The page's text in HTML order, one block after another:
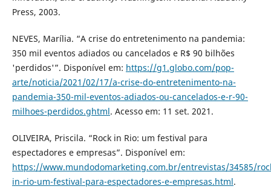
Press, 2003.
NEVES, Marília. “A crise do entretenimento na pandemia:
350 mil eventos adiados ou cancelados e R$ 90 bilhões
'perdidos'”. Disponível em: https://g1.globo.com/pop-
arte/noticia/2021/02/17/a-crise-do-entretenimento-na-
pandemia-350-mil-eventos-adiados-ou-cancelados-e-r-90-
milhoes-perdidos.ghtml. Acesso em: 11 set. 2021.
OLIVEIRA, Priscila. “Rock in Rio: um festival para
espectadores e empresas”. Disponível em:
https://www.mundodomarketing.com.br/entrevistas/34585/
in-rio-um-festival-para-espectadores-e-empresas.html.